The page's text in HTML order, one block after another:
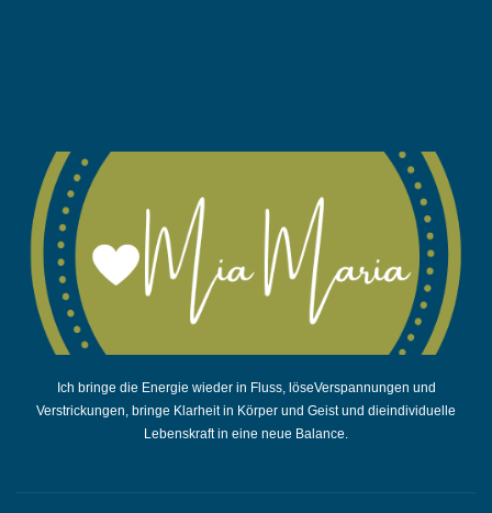
Ich bringe die Energie wieder in Fluss, löseVerspannungen und
Verstrickungen, bringe Klarheit in Körper und Geist und dieindividuelle
Lebenskraft in eine neue Balance.